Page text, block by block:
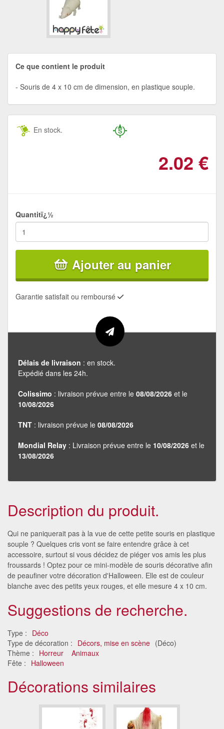
Ce que contient le produit
Souris de 4 x 10 cm de dimension, en plastique souple.
En stock.
2.02 €
Quantitï¿½
Ajouter au panier
Garantie satisfait ou remboursé
Délais de livraison : en stock.
Expédié dans les 24h.
Colissimo : livraison prévue entre le 08/08/2026 et le
10/08/2026
TNT : livraison prévue le 08/08/2026
Mondial Relay : Livraison prévue entre le 10/08/2026 et le
13/08/2026
Description du produit.
Qui ne paniquerait pas à la vue de cette petite souris en plastique
souple ? Quelques cris vont se faire entendre grâce à cet
accessoire, surtout si vous décidez de piéger vos amis les plus
froussards ! Optez pour ce mini-modèle de souris décorative afin
de peaufiner votre décoration d'Halloween. Elle est de couleur
blanche avec des petits yeux rouges, et elle mesure 4 x 10 cm.
Suggestions de recherche.
Type : Déco
Type de décoration : Décors, mise en scène (Déco)
Thème : Horreur
Animaux
Fête : Halloween
Décorations similaires